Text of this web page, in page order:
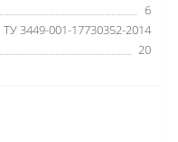
6
ТУ 3449-001-17730352-2014
20